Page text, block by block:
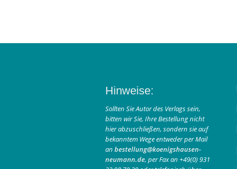
Hinweise:
Sollten Sie Autor des Verlags sein,
bitten wir Sie, Ihre Bestellung nicht
hier abzuschließen, sondern sie auf
bekanntem Wege entweder per Mail
an bestellung@koenigshausen-
neumann.de, per Fax an +49(0) 931